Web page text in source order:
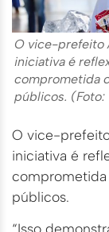
O vice-prefeito
iniciativa é
comprometida
públicos. (Foto:
O vice-
iniciativa é
públicos.